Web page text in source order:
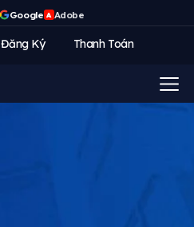
Google A Adobe
Đăng Ký Thanh Toán